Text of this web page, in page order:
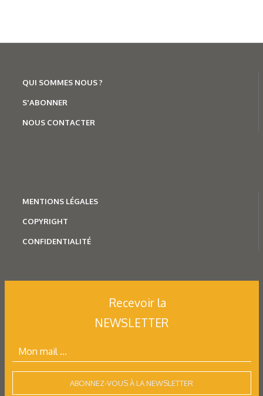
Présentation générale des treuils
fonctions, ses domaines d’utilisation, sa composition
Mécatronique
QUI SOMMES NOUS ?
S'ABONNER
NOUS CONTACTER
MENTIONS LÉGALES
COPYRIGHT
CONFIDENTIALITÉ
Recevoir la
NEWSLETTER
ABONNEZ-VOUS À LA NEWSLETTER